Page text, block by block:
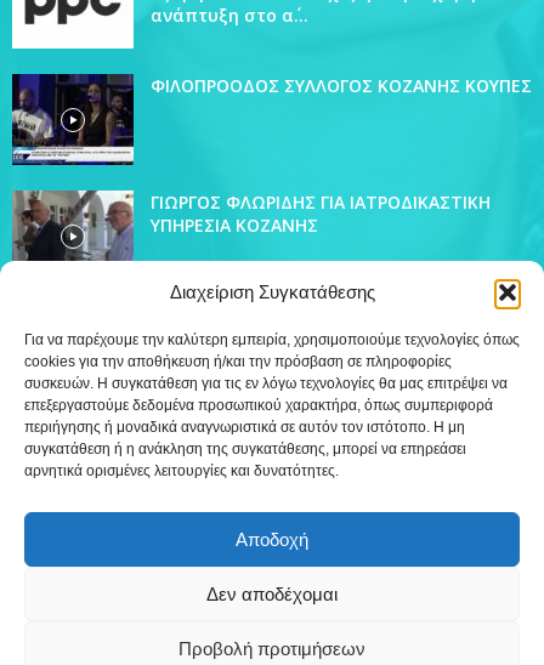
Διαχείριση Συγκατάθεσης
Για να παρέχουμε την καλύτερη εμπειρία, χρησιμοποιούμε τεχνολογίες όπως
cookies για την αποθήκευση ή/και την πρόσβαση σε πληροφορίες
συσκευών. Η συγκατάθεση για τις εν λόγω τεχνολογίες θα μας επιτρέψει να
επεξεργαστούμε δεδομένα προσωπικού χαρακτήρα, όπως συμπεριφορά
περιήγησης ή μοναδικά αναγνωριστικά σε αυτόν τον ιστότοπο. Η μη
συγκατάθεση ή η ανάκληση της συγκατάθεσης, μπορεί να επηρεάσει
αρνητικά ορισμένες λειτουργίες και δυνατότητες.
Αποδοχή
Δεν αποδέχομαι
Προβολή προτιμήσεων
ανάπτυξη στο α΄...
ΦΙΛΟΠΡΟΟΔΟΣ ΣΥΛΛΟΓΟΣ ΚΟΖΑΝΗΣ ΚΟΥΠΕΣ
ΓΙΩΡΓΟΣ ΦΛΩΡΙΔΗΣ ΓΙΑ ΙΑΤΡΟΔΙΚΑΣΤΙΚΗ
ΥΠΗΡΕΣΙΑ ΚΟΖΑΝΗΣ
ΔΗΜΟΦΙΛΗ ΚΑΤΗΓΟΡΙΑ
Ειδήσεις
Εκπομπές
Τοπικά
Συνεντεύξεις 12